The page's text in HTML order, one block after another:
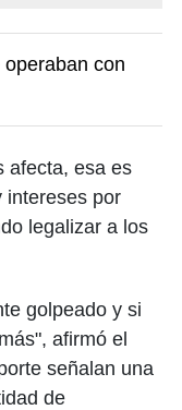
con
afecta, esa es
intereses por
legalizar a los
golpeado y si
afirmó el
señalan una
de